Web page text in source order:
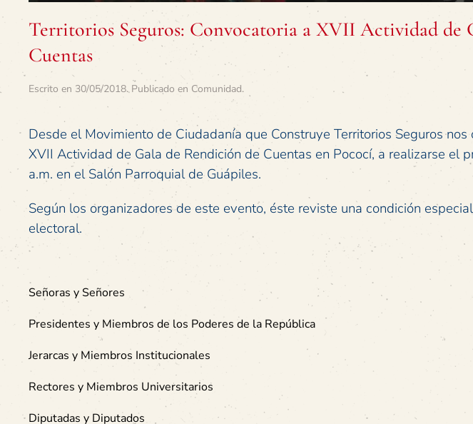
Territorios Seguros: Convocatoria a XVII Actividad de
Cuentas
Escrito en 30/05/2018. Publicado en Comunidad.
Desde el Movimiento de Ciudadanía que Construye Territorios Seguros
XVII Actividad de Gala de Rendición de Cuentas en Pococí, a realizarse el
a.m. en el Salón Parroquial de Guápiles.
Según los organizadores de este evento, éste reviste una condición
electoral.
Señoras y Señores
Presidentes y Miembros de los Poderes de la República
Jerarcas y Miembros Institucionales
Rectores y Miembros Universitarios
Diputadas y Diputados